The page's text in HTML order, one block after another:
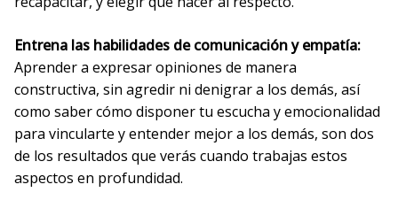
Entrena las habilidades de comunicación y empatía:
Aprender a expresar opiniones de manera
constructiva, sin agredir ni denigrar a los demás, así
como saber cómo disponer tu escucha y emocionalidad
para vincularte y entender mejor a los demás, son dos
de los resultados que verás cuando trabajas estos
aspectos en profundidad.